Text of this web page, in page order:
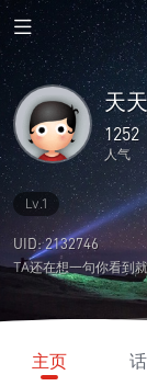
天
1252
人气
4
主题
0
Lv.1
UID: 2132746
TA还在想一句你看到
主页